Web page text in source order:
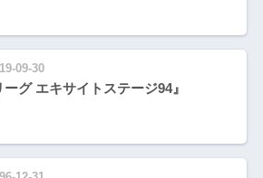
09-30
ーグ エキサイトステージ94』